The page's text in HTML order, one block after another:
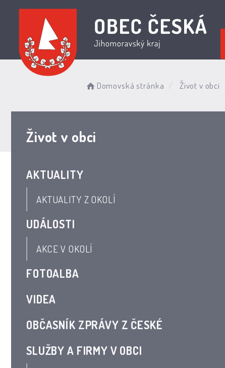
Domovská stránka Život v obci
Život v obci
AKTUALITY
AKTUALITY Z OKOLÍ
UDÁLOSTI
AKCE V OKOLÍ
FOTOALBA
VIDEA
OBČASNÍK ZPRÁVY Z ČESKÉ
SLUŽBY A FIRMY V OBCI